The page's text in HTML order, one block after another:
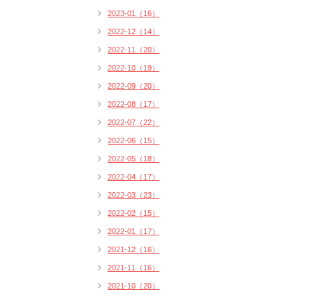
2023-01（16）
2022-12（14）
2022-11（20）
2022-10（19）
2022-09（20）
2022-08（17）
2022-07（22）
2022-06（15）
2022-05（18）
2022-04（17）
2022-03（23）
2022-02（15）
2022-01（17）
2021-12（16）
2021-11（16）
2021-10（20）